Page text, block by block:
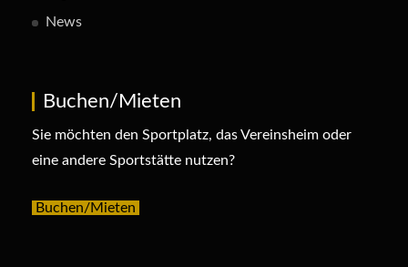
News
Buchen/Mieten
Sie möchten den Sportplatz, das Vereinsheim oder
eine andere Sportstätte nutzen?
Buchen/Mieten